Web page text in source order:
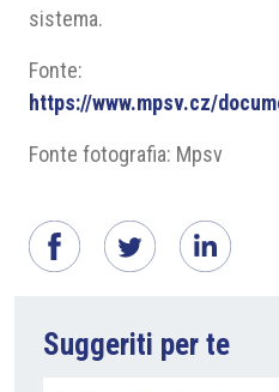
sistema.
Fonte:
https://www.mpsv.cz/
Fonte fotografia: Mpsv
Suggeriti per te